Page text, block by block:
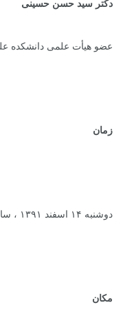
دکتر سید حسن حسینی
عضو هیأت علمی دانشکده
زمان
دوشنبه ۱۴ اسفند ۱۳۹۱ ، ساعت ۱۵:۰۰
مکان